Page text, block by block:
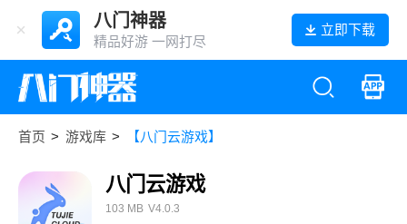
八门神器
精品好游 一网打尽
立即下载
首页 > 游戏库 > 【八门云游戏】
八门云游戏
103 MB V4.0.3